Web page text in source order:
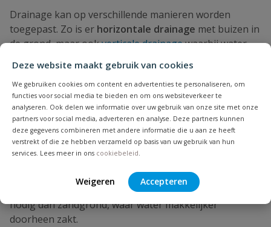
Deze website maakt gebruik van cookies
We gebruiken cookies om content en advertenties te personaliseren, om
functies voor social media te bieden en om ons websiteverkeer te
analyseren. Ook delen we informatie over uw gebruik van onze site met onze
partners voor social media, adverteren en analyse. Deze partners kunnen
deze gegevens combineren met andere informatie die u aan ze heeft
verstrekt of die ze hebben verzameld op basis van uw gebruik van hun
services. Lees meer in ons cookiebeleid.
Weigeren Accepteren
Drainage kan op verschillende manieren worden
toegepast. Zo is er horizontale drainage met buizen in
de grond, maar ookverticale drainagewaarbij water
van de situatie en de mate van wateroverlast.
Wanneer heb je drainage nodig?
Je hebt drainage nodig wanneer water niet goed weg
kan uit de bodem. Dit herken je bijvoorbeeld aan
slecht groeiende planten. Grondsoorten zoals klei
houden water langer vast en hebben vaker drainage
nodig dan zandgrond, waar water makkelijker
doorheen zakt.